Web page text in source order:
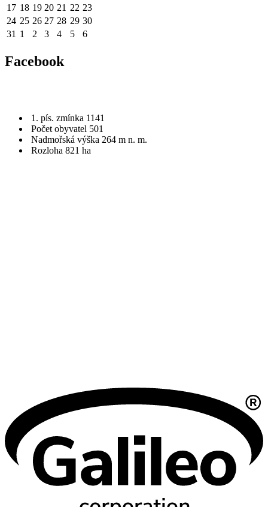
17 18 19 20 21 22 23
24 25 26 27 28 29 30
31 1 2 3 4 5 6
Facebook
1. pís. zmínka 1141
Počet obyvatel 501
Nadmořská výška 264 m n. m.
Rozloha 821 ha